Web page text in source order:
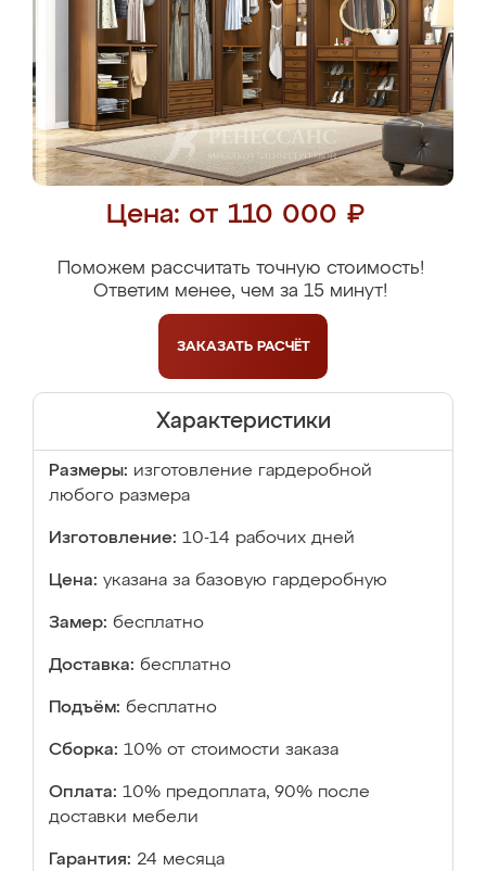
Цена: от 110 000 ₽
Поможем рассчитать точную стоимость!
Ответим менее, чем за 15 минут!
ЗАКАЗАТЬ РАСЧЁТ
Характеристики
Размеры: изготовление гардеробной
любого размера
Изготовление: 10-14 рабочих дней
Цена: указана за базовую гардеробную
Замер: бесплатно
Доставка: бесплатно
Подъём: бесплатно
Сборка: 10% от стоимости заказа
Оплата: 10% предоплата, 90% после
доставки мебели
Гарантия: 24 месяца